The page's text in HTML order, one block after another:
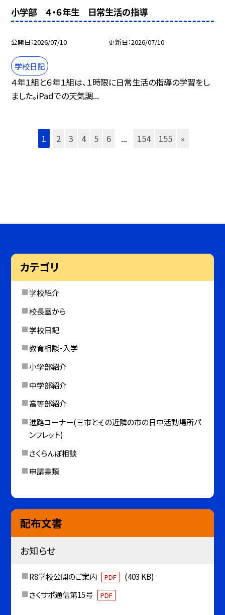
小学部 ４・６年生 日常生活の指導
公開日 2026/07/10 更新日 2026/07/10
学校日記
４年１組と６年１組は、１時限に日常生活の指導の学習をし
ました。iPadでの天気調...
1 2 3 4 5 6 ... 154 155 »
カテゴリ
学校紹介
校長室から
学校日記
教育相談・入学
小学部紹介
中学部紹介
高等部紹介
進路コーナー(三市とその近隣の市の日中活動場所パ
ンフレット)
さくらんぼ相談
申請書類
配布文書
お知らせ
R8学校公開のご案内 PDF
(403 KB)
さくサポ通信第15号
PDF